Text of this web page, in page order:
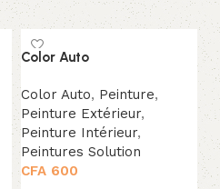
Color Auto
Color Auto, Peinture,
Peinture Extérieur,
Peinture Intérieur,
Peintures Solution
CFA 600